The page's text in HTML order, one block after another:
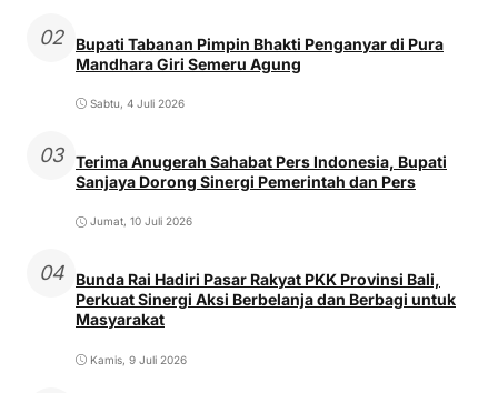
02
Bupati Tabanan Pimpin Bhakti Penganyar di Pura
Mandhara Giri Semeru Agung
Sabtu, 4 Juli 2026
03
Terima Anugerah Sahabat Pers Indonesia, Bupati
Sanjaya Dorong Sinergi Pemerintah dan Pers
Jumat, 10 Juli 2026
04
Bunda Rai Hadiri Pasar Rakyat PKK Provinsi Bali,
Perkuat Sinergi Aksi Berbelanja dan Berbagi untuk
Masyarakat
Kamis, 9 Juli 2026